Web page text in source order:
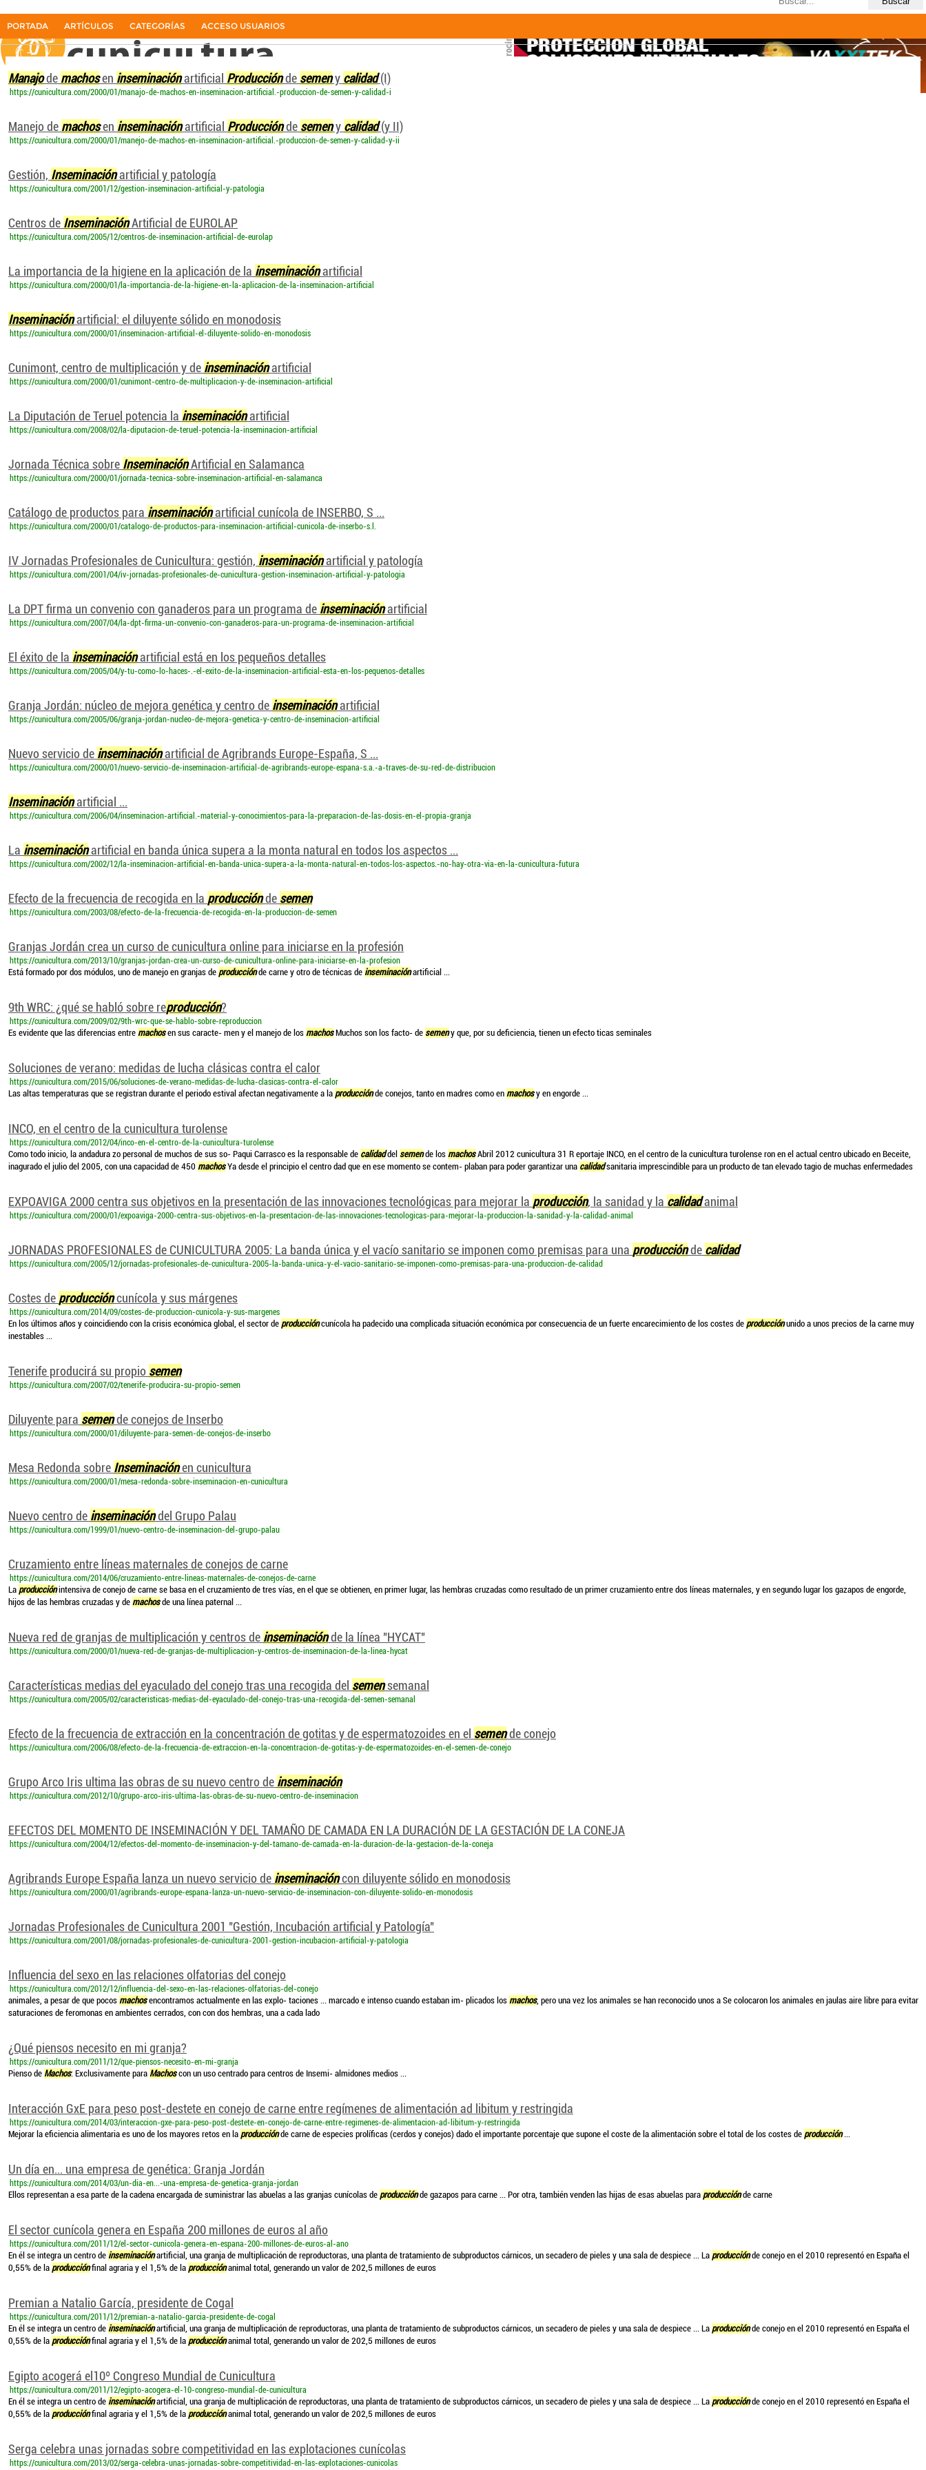
La primera revista del sector cunícola en español
PORTADA ARTÍCULOS CATEGORÍAS ACCESO USUARIOS
Manajo de machos en inseminación artificial. Producción de semen y calidad (I)
Manajode machosen inseminaciónartificial Producciónde semeny calidad(I)
https://cunicultura.com/2000/01/manajo-de-machos-en-inseminacion-artificial.-produccion-de-semen-y-calidad-i
Manejo de machosen inseminaciónartificial Producciónde semeny calidad(y II)
https://cunicultura.com/2000/01/manejo-de-machos-en-inseminacion-artificial.-produccion-de-semen-y-calidad-y-ii
Gestión, Inseminaciónartificial y patología
https://cunicultura.com/2001/12/gestion-inseminacion-artificial-y-patologia
Centros de InseminaciónArtificial de EUROLAP
https://cunicultura.com/2005/12/centros-de-inseminacion-artificial-de-eurolap
La importancia de la higiene en la aplicación de la inseminaciónartificial
https://cunicultura.com/2000/01/la-importancia-de-la-higiene-en-la-aplicacion-de-la-inseminacion-artificial
Inseminaciónartificial: el diluyente sólido en monodosis
https://cunicultura.com/2000/01/inseminacion-artificial-el-diluyente-solido-en-monodosis
Cunimont, centro de multiplicación y de inseminaciónartificial
https://cunicultura.com/2000/01/cunimont-centro-de-multiplicacion-y-de-inseminacion-artificial
La Diputación de Teruel potencia la inseminaciónartificial
https://cunicultura.com/2008/02/la-diputacion-de-teruel-potencia-la-inseminacion-artificial
Jornada Técnica sobre InseminaciónArtificial en Salamanca
https://cunicultura.com/2000/01/jornada-tecnica-sobre-inseminacion-artificial-en-salamanca
Catálogo de productos para inseminaciónartificial cunícola de INSERBO, S ...
https://cunicultura.com/2000/01/catalogo-de-productos-para-inseminacion-artificial-cunicola-de-inserbo-s.l.
IV Jornadas Profesionales de Cunicultura: gestión, inseminaciónartificial y patología
https://cunicultura.com/2001/04/iv-jornadas-profesionales-de-cunicultura-gestion-inseminacion-artificial-y-patologia
La DPT firma un convenio con ganaderos para un programa de inseminaciónartificial
https://cunicultura.com/2007/04/la-dpt-firma-un-convenio-con-ganaderos-para-un-programa-de-inseminacion-artificial
El éxito de la inseminaciónartificial está en los pequeños detalles
https://cunicultura.com/2005/04/y-tu-como-lo-haces-.-el-exito-de-la-inseminacion-artificial-esta-en-los-pequenos-detalles
Granja Jordán: núcleo de mejora genética y centro de inseminaciónartificial
https://cunicultura.com/2005/06/granja-jordan-nucleo-de-mejora-genetica-y-centro-de-inseminacion-artificial
Nuevo servicio de inseminaciónartificial de Agribrands Europe-España, S ...
https://cunicultura.com/2000/01/nuevo-servicio-de-inseminacion-artificial-de-agribrands-europe-espana-s.a.-a-traves-de-su-red-de-distribucion
Inseminaciónartificial ...
https://cunicultura.com/2006/04/inseminacion-artificial.-material-y-conocimientos-para-la-preparacion-de-las-dosis-en-el-propia-granja
La inseminaciónartificial en banda única supera a la monta natural en todos los aspectos ...
https://cunicultura.com/2002/12/la-inseminacion-artificial-en-banda-unica-supera-a-la-monta-natural-en-todos-los-aspectos.-no-hay-otra-via-en-la-cunicultura-futura
Efecto de la frecuencia de recogida en la producciónde semen
https://cunicultura.com/2003/08/efecto-de-la-frecuencia-de-recogida-en-la-produccion-de-semen
Granjas Jordán crea un curso de cunicultura online para iniciarse en la profesión
https://cunicultura.com/2013/10/granjas-jordan-crea-un-curso-de-cunicultura-online-para-iniciarse-en-la-profesion
Está formado por dos módulos, uno de manejo en granjas de producciónde carne y otro de técnicas de inseminaciónartificial ...
9th WRC: ¿qué se habló sobre reproducción?
https://cunicultura.com/2009/02/9th-wrc-que-se-hablo-sobre-reproduccion
Es evidente que las diferencias entre machosen sus caracte- men y el manejo de los machosMuchos son los facto- de semeny que, por su deficiencia, tienen un efecto ticas seminales
Soluciones de verano: medidas de lucha clásicas contra el calor
https://cunicultura.com/2015/06/soluciones-de-verano-medidas-de-lucha-clasicas-contra-el-calor
Las altas temperaturas que se registran durante el periodo estival afectan negativamente a la producciónde conejos, tanto en madres como en machosy en engorde ...
INCO, en el centro de la cunicultura turolense
https://cunicultura.com/2012/04/inco-en-el-centro-de-la-cunicultura-turolense
Como todo inicio, la andadura zo personal de muchos de sus so- Paqui Carrasco es la responsable de calidaddel semende los machosAbril 2012 cunicultura 31 R eportaje INCO, en el centro de la cunicultura turolense ron en el actual centro ubicado en Beceite,
inagurado el julio del 2005, con una capacidad de 450 machosYa desde el principio el centro dad que en ese momento se contem- plaban para poder garantizar una calidadsanitaria imprescindible para un producto de tan elevado tagio de muchas enfermedades
EXPOAVIGA 2000 centra sus objetivos en la presentación de las innovaciones tecnológicas para mejorar la producción, la sanidad y la calidadanimal
https://cunicultura.com/2000/01/expoaviga-2000-centra-sus-objetivos-en-la-presentacion-de-las-innovaciones-tecnologicas-para-mejorar-la-produccion-la-sanidad-y-la-calidad-animal
JORNADAS PROFESIONALES de CUNICULTURA 2005: La banda única y el vacío sanitario se imponen como premisas para una producciónde calidad
https://cunicultura.com/2005/12/jornadas-profesionales-de-cunicultura-2005-la-banda-unica-y-el-vacio-sanitario-se-imponen-como-premisas-para-una-produccion-de-calidad
Costes de produccióncunícola y sus márgenes
https://cunicultura.com/2014/09/costes-de-produccion-cunicola-y-sus-margenes
En los últimos años y coincidiendo con la crisis económica global, el sector de produccióncunícola ha padecido una complicada situación económica por consecuencia de un fuerte encarecimiento de los costes de producciónunido a unos precios de la carne muy
inestables ...
Tenerife producirá su propio semen
https://cunicultura.com/2007/02/tenerife-producira-su-propio-semen
Diluyente para semende conejos de Inserbo
https://cunicultura.com/2000/01/diluyente-para-semen-de-conejos-de-inserbo
Mesa Redonda sobre Inseminaciónen cunicultura
https://cunicultura.com/2000/01/mesa-redonda-sobre-inseminacion-en-cunicultura
Nuevo centro de inseminacióndel Grupo Palau
https://cunicultura.com/1999/01/nuevo-centro-de-inseminacion-del-grupo-palau
Cruzamiento entre líneas maternales de conejos de carne
https://cunicultura.com/2014/06/cruzamiento-entre-lineas-maternales-de-conejos-de-carne
La producciónintensiva de conejo de carne se basa en el cruzamiento de tres vías, en el que se obtienen, en primer lugar, las hembras cruzadas como resultado de un primer cruzamiento entre dos líneas maternales, y en segundo lugar los gazapos de engorde,
hijos de las hembras cruzadas y de machosde una línea paternal ...
Nueva red de granjas de multiplicación y centros de inseminaciónde la línea "HYCAT"
https://cunicultura.com/2000/01/nueva-red-de-granjas-de-multiplicacion-y-centros-de-inseminacion-de-la-linea-hycat
Características medias del eyaculado del conejo tras una recogida del semensemanal
https://cunicultura.com/2005/02/caracteristicas-medias-del-eyaculado-del-conejo-tras-una-recogida-del-semen-semanal
Efecto de la frecuencia de extracción en la concentración de gotitas y de espermatozoides en el semende conejo
https://cunicultura.com/2006/08/efecto-de-la-frecuencia-de-extraccion-en-la-concentracion-de-gotitas-y-de-espermatozoides-en-el-semen-de-conejo
Grupo Arco Iris ultima las obras de su nuevo centro de inseminación
https://cunicultura.com/2012/10/grupo-arco-iris-ultima-las-obras-de-su-nuevo-centro-de-inseminacion
EFECTOS DEL MOMENTO DE INSEMINACIÓN Y DEL TAMAÑO DE CAMADA EN LA DURACIÓN DE LA GESTACIÓN DE LA CONEJA
https://cunicultura.com/2004/12/efectos-del-momento-de-inseminacion-y-del-tamano-de-camada-en-la-duracion-de-la-gestacion-de-la-coneja
Agribrands Europe España lanza un nuevo servicio de inseminacióncon diluyente sólido en monodosis
https://cunicultura.com/2000/01/agribrands-europe-espana-lanza-un-nuevo-servicio-de-inseminacion-con-diluyente-solido-en-monodosis
Jornadas Profesionales de Cunicultura 2001 "Gestión, Incubación artificial y Patología"
https://cunicultura.com/2001/08/jornadas-profesionales-de-cunicultura-2001-gestion-incubacion-artificial-y-patologia
Influencia del sexo en las relaciones olfatorias del conejo
https://cunicultura.com/2012/12/influencia-del-sexo-en-las-relaciones-olfatorias-del-conejo
animales, a pesar de que pocos machosencontramos actualmente en las explo- taciones ... marcado e intenso cuando estaban im- plicados los machos, pero una vez los animales se han reconocido unos a Se colocaron los animales en jaulas aire libre para evitar
saturaciones de feromonas en ambientes cerrados, con con dos hembras, una a cada lado
¿Qué piensos necesito en mi granja?
https://cunicultura.com/2011/12/que-piensos-necesito-en-mi-granja
Pienso de Machos: Exclusivamente para Machoscon un uso centrado para centros de Insemi- almidones medios ...
Interacción GxE para peso post-destete en conejo de carne entre regímenes de alimentación ad libitum y restringida
https://cunicultura.com/2014/03/interaccion-gxe-para-peso-post-destete-en-conejo-de-carne-entre-regimenes-de-alimentacion-ad-libitum-y-restringida
Mejorar la eficiencia alimentaria es uno de los mayores retos en la producciónde carne de especies prolíficas (cerdos y conejos) dado el importante porcentaje que supone el coste de la alimentación sobre el total de los costes de producción...
Un día en... una empresa de genética: Granja Jordán
https://cunicultura.com/2014/03/un-dia-en...-una-empresa-de-genetica-granja-jordan
Ellos representan a esa parte de la cadena encargada de suministrar las abuelas a las granjas cunícolas de producciónde gazapos para carne ... Por otra, también venden las hijas de esas abuelas para producciónde carne
El sector cunícola genera en España 200 millones de euros al año
https://cunicultura.com/2011/12/el-sector-cunicola-genera-en-espana-200-millones-de-euros-al-ano
En él se integra un centro de inseminaciónartificial, una granja de multiplicación de reproductoras, una planta de tratamiento de subproductos cárnicos, un secadero de pieles y una sala de despiece ... La producciónde conejo en el 2010 representó en España el
0,55% de la producciónfinal agraria y el 1,5% de la producciónanimal total, generando un valor de 202,5 millones de euros
Premian a Natalio García, presidente de Cogal
https://cunicultura.com/2011/12/premian-a-natalio-garcia-presidente-de-cogal
En él se integra un centro de inseminaciónartificial, una granja de multiplicación de reproductoras, una planta de tratamiento de subproductos cárnicos, un secadero de pieles y una sala de despiece ... La producciónde conejo en el 2010 representó en España el
0,55% de la producciónfinal agraria y el 1,5% de la producciónanimal total, generando un valor de 202,5 millones de euros
Egipto acogerá el10º Congreso Mundial de Cunicultura
https://cunicultura.com/2011/12/egipto-acogera-el-10-congreso-mundial-de-cunicultura
En él se integra un centro de inseminaciónartificial, una granja de multiplicación de reproductoras, una planta de tratamiento de subproductos cárnicos, un secadero de pieles y una sala de despiece ... La producciónde conejo en el 2010 representó en España el
0,55% de la producciónfinal agraria y el 1,5% de la producciónanimal total, generando un valor de 202,5 millones de euros
Serga celebra unas jornadas sobre competitividad en las explotaciones cunícolas
https://cunicultura.com/2013/02/serga-celebra-unas-jornadas-sobre-competitividad-en-las-explotaciones-cunicolas